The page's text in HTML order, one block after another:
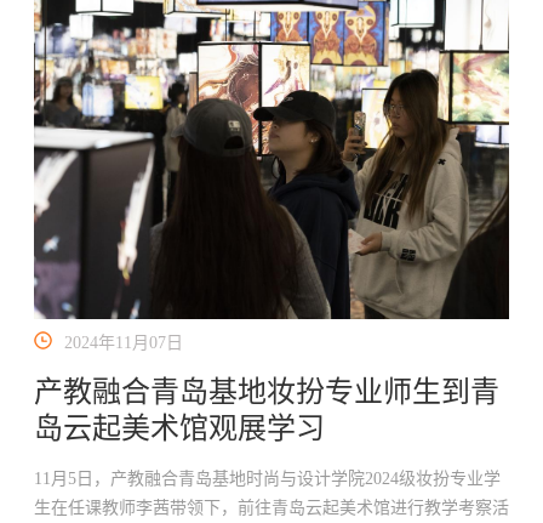
2024年11月07日
产教融合青岛基地妆扮专业师生到青
岛云起美术馆观展学习
11月5日，产教融合青岛基地时尚与设计学院2024级妆扮专业学
生在任课教师李茜带领下，前往青岛云起美术馆进行教学考察活